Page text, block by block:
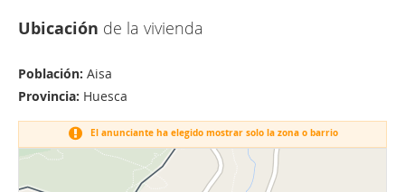
Ubicación de la vivienda
Población: Aisa
Provincia: Huesca
El anunciante ha elegido mostrar solo la zona o barrio